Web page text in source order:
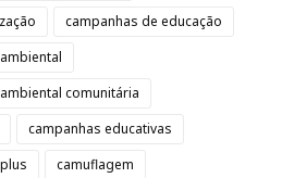
campanhas de educação
comunitária
campanhas educativas
camuflagem